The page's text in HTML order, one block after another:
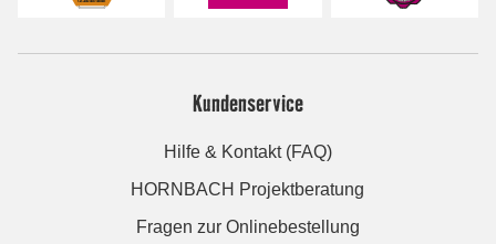
Kundenservice
Hilfe & Kontakt (FAQ)
HORNBACH Projektberatung
Fragen zur Onlinebestellung